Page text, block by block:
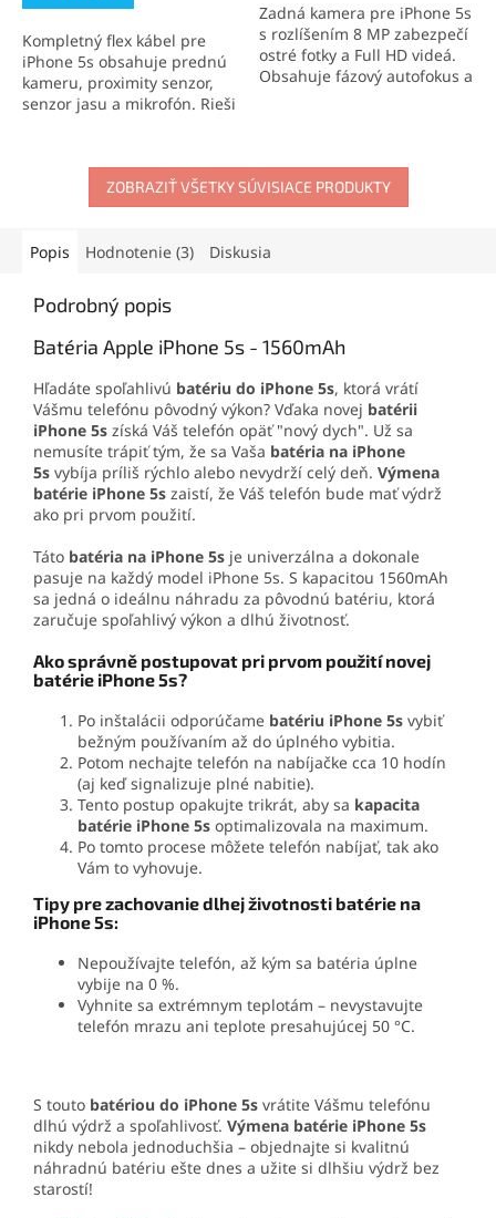
Kompletný flex kábel pre
iPhone 5s obsahuje prednú
kameru, proximity senzor,
senzor jasu a mikrofón. Rieši
kamerou alebo zvukom pri
videohovoroch. Vhodný na
výmenu v domácom aj
Zadná kamera pre iPhone 5s
s rozlíšením 8 MP zabezpečí
ostré fotky a Full HD videá.
Obsahuje fázový autofokus a
ZOBRAZIŤ VŠETKY SÚVISIACE PRODUKTY
Popis Hodnotenie (3) Diskusia
Podrobný popis
Batéria Apple iPhone 5s - 1560mAh
Hľadáte spoľahlivú batériu do iPhone 5s, ktorá vrátí
Vášmu telefónu pôvodný výkon? Vďaka novej batérii
iPhone 5s získá Váš telefón opäť "nový dych". Už sa
nemusíte trápiť tým, že sa Vaša batéria na iPhone
5s vybíja príliš rýchlo alebo nevydrží celý deň. Výmena
batérie iPhone 5s zaistí, že Váš telefón bude mať výdrž
ako pri prvom použití.
Táto batéria na iPhone 5s je univerzálna a dokonale
pasuje na každý model iPhone 5s. S kapacitou 1560mAh
sa jedná o ideálnu náhradu za pôvodnú batériu, ktorá
zaručuje spoľahlivý výkon a dlhú životnosť.
Ako správně postupovat pri prvom použití novej
batérie iPhone 5s?
Po inštalácii odporúčame batériu iPhone 5s vybiť
bežným používaním až do úplného vybitia.
Potom nechajte telefón na nabíjačke cca 10 hodín
(aj keď signalizuje plné nabitie).
Tento postup opakujte trikrát, aby sa kapacita
batérie iPhone 5s optimalizovala na maximum.
Po tomto procese môžete telefón nabíjať, tak ako
Vám to vyhovuje.
Tipy pre zachovanie dlhej životnosti batérie na
iPhone 5s:
Nepoužívajte telefón, až kým sa batéria úplne
vybije na 0 %.
Vyhnite sa extrémnym teplotám – nevystavujte
telefón mrazu ani teplote presahujúcej 50 °C.
S touto batériou do iPhone 5s vrátite Vášmu telefónu
dlhú výdrž a spoľahlivosť. Výmena batérie iPhone 5s
nikdy nebola jednoduchšia – objednajte si kvalitnú
náhradnú batériu ešte dnes a užite si dlhšiu výdrž bez
starostí!